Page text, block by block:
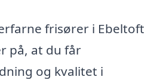
frisører i Ebeltoft
på, at du får
og kvalitet i